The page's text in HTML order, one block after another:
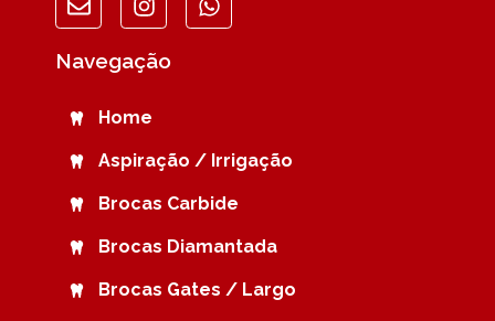
Navegação
Home
Aspiração / Irrigação
Brocas Carbide
Brocas Diamantada
Brocas Gates / Largo